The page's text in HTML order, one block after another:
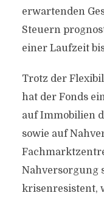
erwartenden
Steuern
einer Laufzeit
Trotz der
hat der Fonds
auf Immobilien
sowie auf
Nahversorgung
krisenresistent,